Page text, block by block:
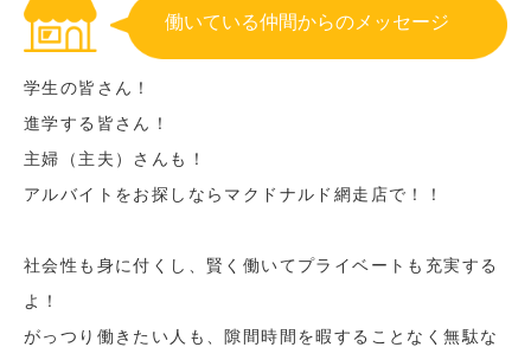
働いている仲間からのメッセージ
学生の皆さん！
進学する皆さん！
主婦（主夫）さんも！
アルバイトをお探しならマクドナルド網走店で！！
社会性も身に付くし、賢く働いてプライベートも充実する
よ！
がっつり働きたい人も、隙間時間を暇することなく無駄な